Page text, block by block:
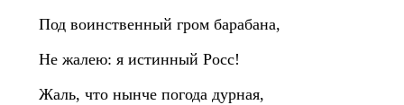
Под воинственный гром барабана,
Не жалею: я истинный Росс!
Жаль, что нынче погода дурная,